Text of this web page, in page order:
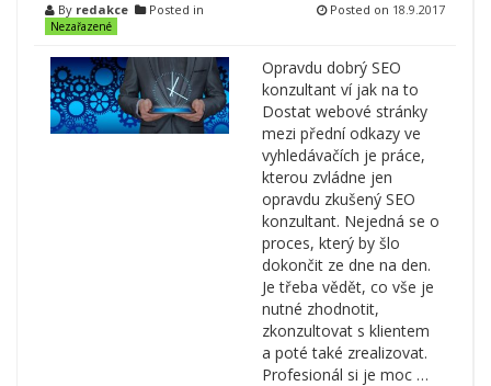
By redakce Posted in
Nezařazené
Posted on 18.9.2017
Opravdu dobrý SEO
konzultant ví jak na to
Dostat webové stránky
mezi přední odkazy ve
vyhledávačích je práce,
kterou zvládne jen
opravdu zkušený SEO
konzultant. Nejedná se o
proces, který by šlo
dokončit ze dne na den.
Je třeba vědět, co vše je
nutné zhodnotit,
zkonzultovat s klientem
a poté také zrealizovat.
Profesionál si je moc …